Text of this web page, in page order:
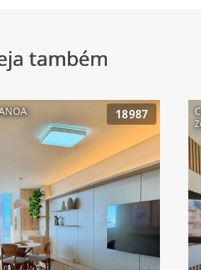
também
18987